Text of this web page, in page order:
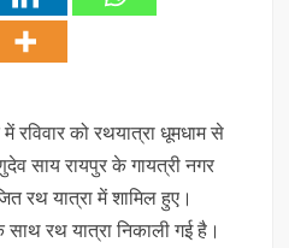
रविवार को रथयात्रा धूमधाम से
साय रायपुर के गायत्री नगर
रथ यात्रा में शामिल हुए।
रथ यात्रा निकाली गई है।